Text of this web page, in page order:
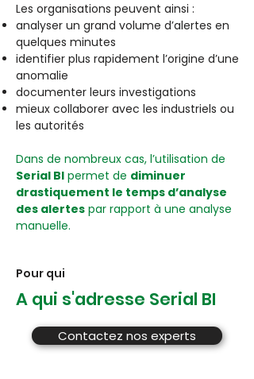
Les organisations peuvent ainsi :
analyser un grand volume d’alertes en
quelques minutes
identifier plus rapidement l’origine d’une
anomalie
documenter leurs investigations
mieux collaborer avec les industriels ou
les autorités
Dans de nombreux cas, l’utilisation de
Serial BI permet de diminuer
drastiquement le temps d’analyse
des alertes par rapport à une analyse
manuelle.
Pour qui
A qui s'adresse Serial BI
Contactez nos experts